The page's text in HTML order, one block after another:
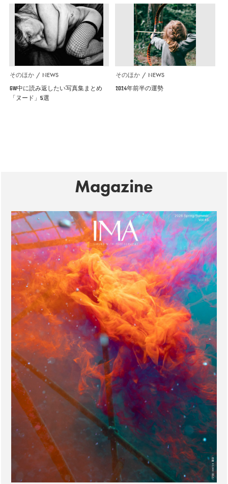
そのほか NEWS
GW中に読み返したい写真集まとめ
「ヌード」5選
そのほか NEWS
2024年前半の運勢
Magazine